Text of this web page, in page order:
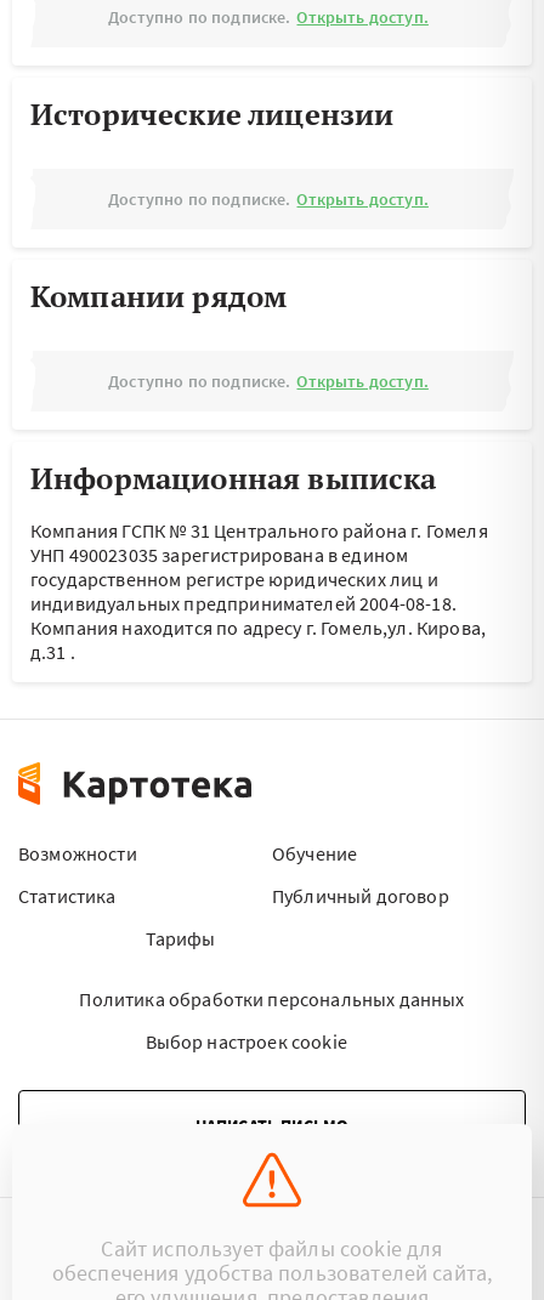
Доступно по подписке. Открыть доступ.
Исторические лицензии
Доступно по подписке. Открыть доступ.
Компании рядом
Доступно по подписке. Открыть доступ.
Информационная выписка
Компания ГСПК № 31 Центрального района г. Гомеля
УНП 490023035 зарегистрирована в едином
государственном регистре юридических лиц и
индивидуальных предпринимателей 2004-08-18.
Компания находится по адресу г. Гомель,ул. Кирова,
д.31 .
Возможности
Статистика
Тарифы
Обучение
Публичный договор
Политика обработки персональных данных
Выбор настроек cookie
НАПИСАТЬ ПИСЬМО
©2015 - 2026 Kartoteka.by Все права защищены.
Сайт использует файлы cookie для
обеспечения удобства пользователей сайта,